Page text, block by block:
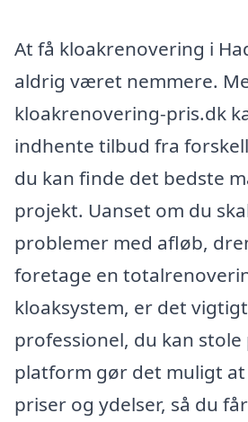
At få kloakrenovering i
aldrig været nemmere.
kloakrenovering-pris.dk
indhente tilbud fra
du kan finde det bedste
projekt. Uanset om du
problemer med afløb,
foretage en
kloaksystem, er det
professionel, du kan stole
platform gør det muligt
priser og ydelser, så du